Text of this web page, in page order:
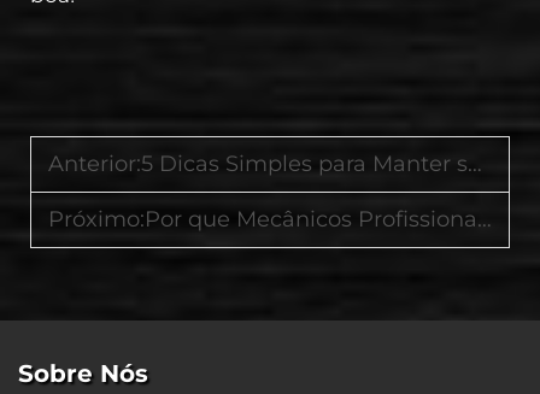
Anterior:5 Dicas Simples para Manter seu Carrinho de Ferramentas Organizado e Livre de Ferrugem
Próximo:Por que Mecânicos Profissionais Escolhem Armários de Ferramentas em Aço com Trava da Goldenline
Sobre Nós